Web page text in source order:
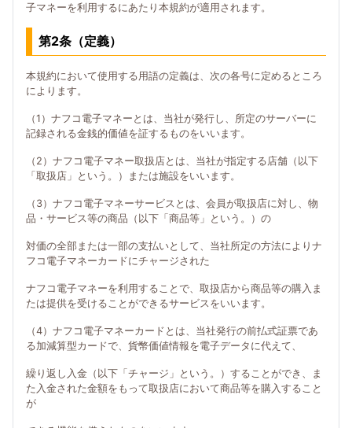
子マネーを利用するにあたり本規約が適用されます。
第2条（定義）
本規約において使用する用語の定義は、次の各号に定めるところ
によります。
（1）ナフコ電子マネーとは、当社が発行し、所定のサーバーに
記録される金銭的価値を証するものをいいます。
（2）ナフコ電子マネー取扱店とは、当社が指定する店舗（以下
「取扱店」という。）または施設をいいます。
（3）ナフコ電子マネーサービスとは、会員が取扱店に対し、物
品・サービス等の商品（以下「商品等」という。）の
対価の全部または一部の支払いとして、当社所定の方法によりナ
フコ電子マネーカードにチャージされた
ナフコ電子マネーを利用することで、取扱店から商品等の購入ま
たは提供を受けることができるサービスをいいます。
（4）ナフコ電子マネーカードとは、当社発行の前払式証票であ
る加減算型カードで、貨幣価値情報を電子データに代えて、
繰り返し入金（以下「チャージ」という。）することができ、ま
た入金された金額をもって取扱店において商品等を購入すること
が